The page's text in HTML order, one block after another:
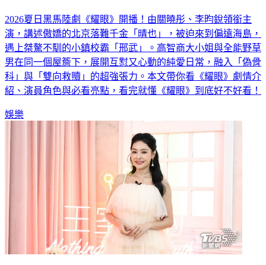
2026夏日黑馬陸劇《耀眼》開播！由關曉彤、李昀銳領銜主
演，講述傲嬌的北京落難千金「晴也」，被迫來到偏遠海島，
遇上桀驁不馴的小鎮校霸「邢武」。高智商大小姐與全能野草
男在同一個屋簷下，展開互懟又心動的純愛日常，融入「偽骨
科」與「雙向救贖」的超強張力。本文帶你看《耀眼》劇情介
娛樂